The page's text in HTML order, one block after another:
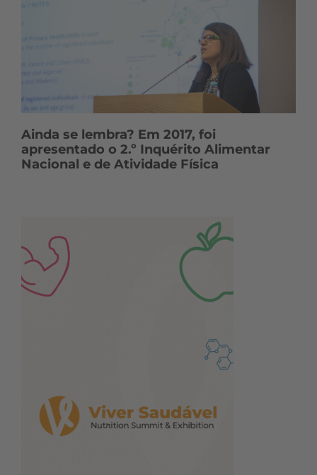
Ainda se lembra? Em 2017, foi
apresentado o 2.º Inquérito Alimentar
Nacional e de Atividade Física